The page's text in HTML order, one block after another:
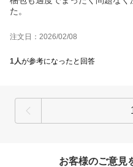
た。
注文日：2026/02/08
1人が参考になったと回答
お客様のご意見